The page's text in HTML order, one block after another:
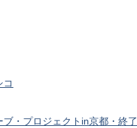
コ
・プロジェクトin京都・終了